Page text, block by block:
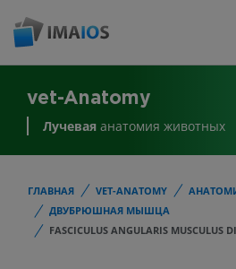
vet-Anatomy
Лучевая анатомия животных
ГЛАВНАЯ VET-ANATOMY
ДВУБРЮШНАЯ МЫШЦА
FASCICULUS ANGULARIS MUSCULUS